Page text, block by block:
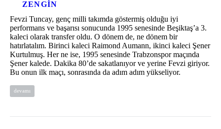
ZENGIN
Fevzi Tuncay, genç milli takımda göstermiş olduğu iyi
performans ve başarısı sonucunda 1995 senesinde Beşiktaş’a 3.
kaleci olarak transfer oldu. O dönem de, ne dönem bir
hatırlatalım. Birinci kaleci Raimond Aumann, ikinci kaleci Şener
Kurtulmuş. Her ne ise, 1995 senesinde Trabzonspor maçında
Şener kalede. Dakika 80’de sakatlanıyor ve yerine Fevzi giriyor.
Bu onun ilk maçı, sonrasında da adım adım yükseliyor.
devamı